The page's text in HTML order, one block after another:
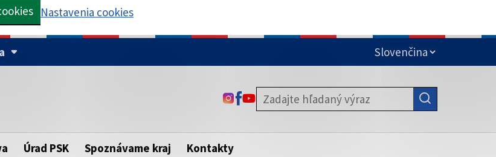
Nastavenia cookies
kraja.
Táto stránka je zabezpečená
zabezpečenú webovú stránku. Zabezpečená stránka vždy začína
https:// pred názvom domény webového sídla.
ODKAZ SA OTVORÍ NA NOVEJ KARTE
ODKAZ SA OTVORÍ NA NOVEJ KARTE
ODKAZ SA OTVORÍ NA NOVEJ KARTE
Úrad PSK Spoznávame kraj Kontakty